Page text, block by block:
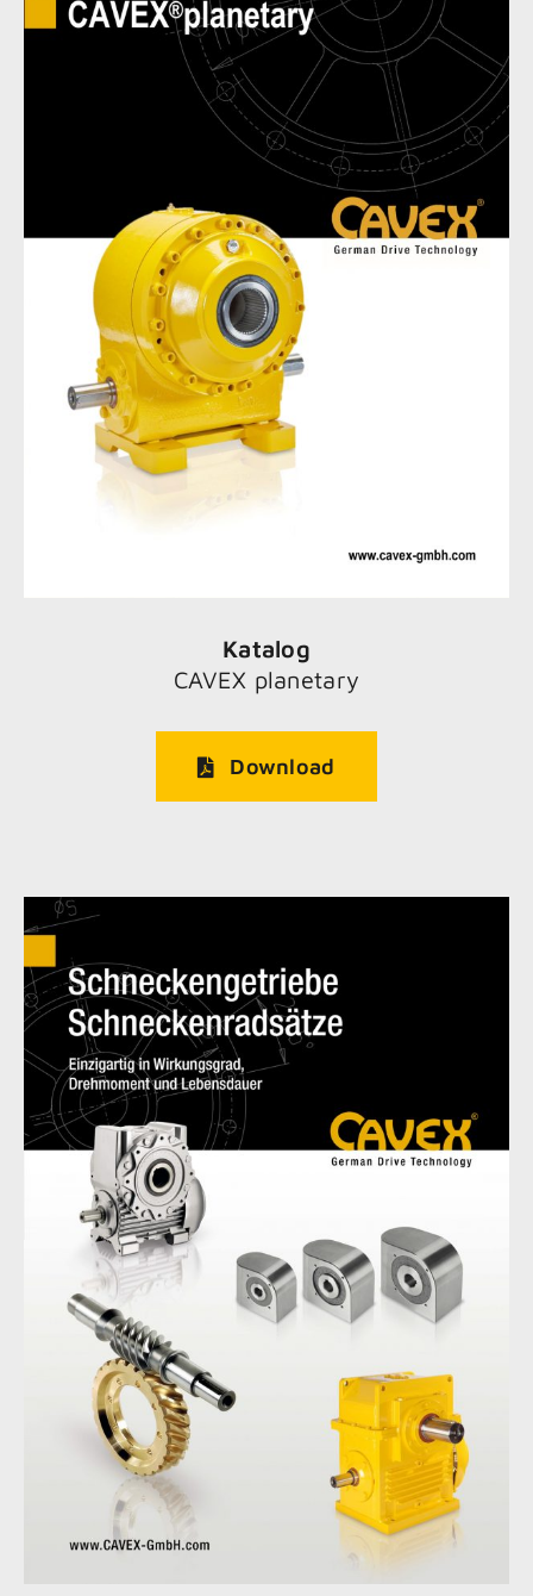
Katalog
CAVEX planetary
Download